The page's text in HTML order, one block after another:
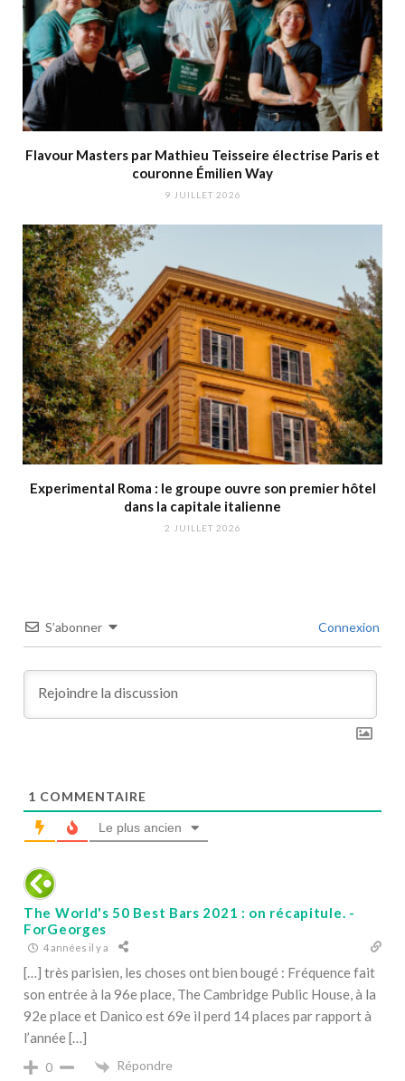
Flavour Masters par Mathieu Teisseire électrise Paris et
couronne Émilien Way
9 JUILLET 2026
Experimental Roma : le groupe ouvre son premier hôtel
dans la capitale italienne
2 JUILLET 2026
S’abonner Connexion
1 COMMENTAIRE
Le plus ancien
The World's 50 Best Bars 2021 : on récapitule. -
ForGeorges
4 années il y a
[…] très parisien, les choses ont bien bougé : Fréquence fait
son entrée à la 96e place, The Cambridge Public House, à la
92e place et Danico est 69e il perd 14 places par rapport à
l’année […]
0 Répondre